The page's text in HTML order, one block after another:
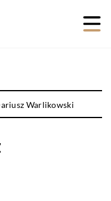
Warlikowski